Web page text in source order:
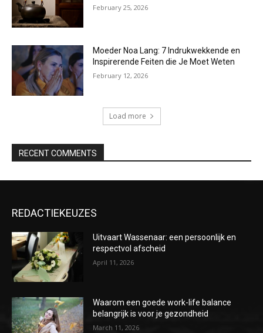
February 25, 2026
Moeder Noa Lang: 7 Indrukwekkende en
Inspirerende Feiten die Je Moet Weten
February 12, 2026
Load more
RECENT COMMENTS
REDACTIEKEUZES
Uitvaart Wassenaar: een persoonlijk en
respectvol afscheid
April 11, 2026
Waarom een goede work-life balance
belangrijk is voor je gezondheid
March 11, 2026